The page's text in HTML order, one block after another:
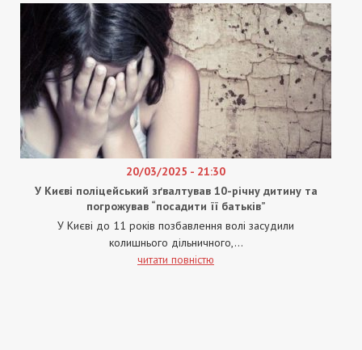
20/03/2025 - 21:30
У Києві поліцейський зґвалтував 10-річну дитину та
погрожував “посадити її батьків”
У Києві до 11 років позбавлення волі засудили
колишнього дільничного,...
читати повністю